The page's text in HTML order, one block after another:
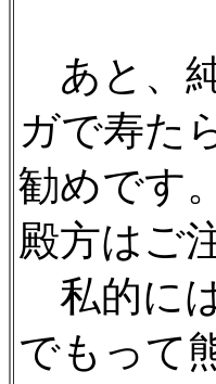
あと、
ガで寿た
勧めです
殿方はご
私的に
でもって